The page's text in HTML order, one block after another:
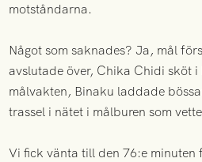
motståndarna.
Något som saknades? Ja, mål
avslutade över, Chika Chidi sköt
målvakten, Binaku laddade
trassel i nätet i målburen som
Vi fick vänta till den 76:e